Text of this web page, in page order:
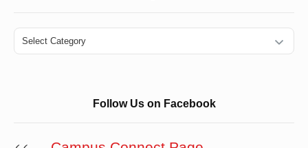
Categories
Follow Us on Facebook